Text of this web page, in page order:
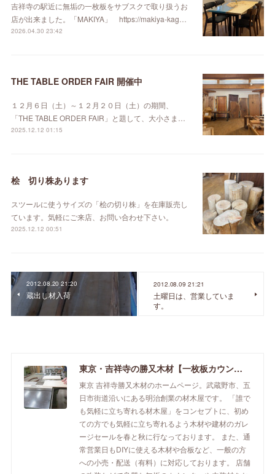
吉祥寺の駅近に無垢の一枚板をサブスクで取り扱うお
店が出来ました。「MAKIYA」 https://makiya-kag…
2026.04.30 23:42
THE TABLE ORDER FAIR 開催中
１２月６日（土）～１２月２０日（土）の期間、
「THE TABLE ORDER FAIR」と題して、大小さま…
2025.12.12 01:15
桧 切り株あります
スツールに使うサイズの「桧の切り株」を在庫販売し
ています。気軽にご来店、お問い合わせ下さい。
2025.12.12 00:51
2012.08.20 21:20
蔵出し材入荷
2012.08.09 21:21
土曜日は、営業していま
す。
東京・吉祥寺の勝又木材【一枚板カウンター】
東京 吉祥寺勝又木材のホームページ。武蔵野市、五
日市街道沿いにある明治創業の材木屋です。 「誰で
も気軽に立ち寄れる材木屋」をコンセプトに、初め
ての方でも気軽に立ち寄れるよう木材や建材のガレ
ージセールを春と秋に行なっております。 また、通
常営業日もDIYに使える木材や合板など、一般の方
への小売・配送（有料）に対応しております。 店舗